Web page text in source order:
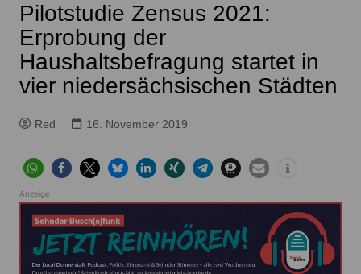
Pilotstudie Zensus 2021:
Erprobung der
Haushaltsbefragung startet in
vier niedersächsischen Städten
Red 16. November 2019
Anzeige